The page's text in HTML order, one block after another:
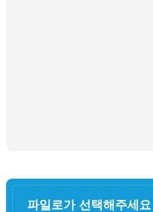
파일로가 선택해주세